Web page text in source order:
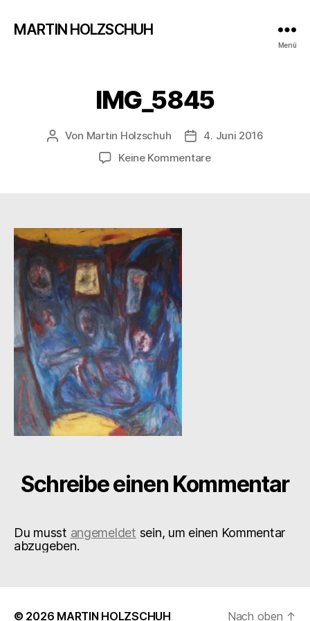
MARTIN HOLZSCHUH
Menü
IMG_5845
Beitragsautor
Von Martin Holzschuh
4. Juni 2016
Keine Kommentarezu
Schreibe einen Kommentar
Du musst angemeldet sein, um einen Kommentar
abzugeben.
© 2026 MARTIN HOLZSCHUH Nach oben ↑